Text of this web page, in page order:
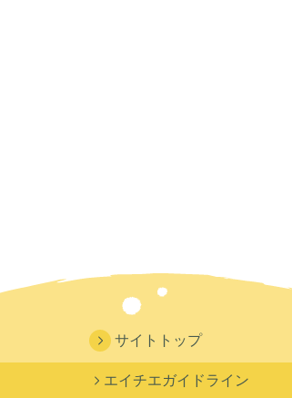
サイトトップ
エイチエガイドライン